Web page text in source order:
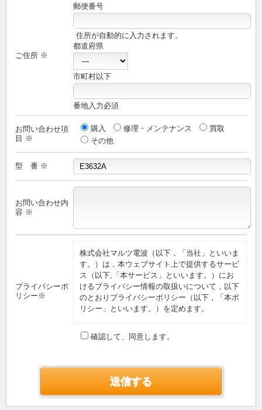
ご住所 ※
郵便番号
住所が自動的に入力されます。
都道府県
市町村以下
番地入力必須
お問い合わせ項
目 ※
購入 修理・メンテナンス
買取
その他
型 番 ※
お問い合わせ内
容 ※
プライバシーポ
リシー※
株式会社マルツ電波（以下，「当社」といいま
す。）は，本ウェブサイト上で提供するサービ
ス（以下,「本サービス」といいます。）にお
けるプライバシー情報の取扱いについて，以下
のとおりプライバシーポリシー（以下，「本ポ
リシー」といいます。）を定めます。
第1条（プライバシー情報）
プライバシー情報のうち「個人情報」とは，個
し，生存する個人に関する情報であって，当該
情報に含まれる氏名，生年月日，住所，電話番
号，連絡先その他の記述等により特定の個人を
識別できる情報を指します。
確認して、同意します。